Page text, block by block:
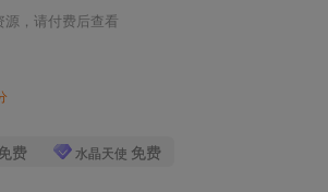
源，请付费后查看
费 水晶天使 免费